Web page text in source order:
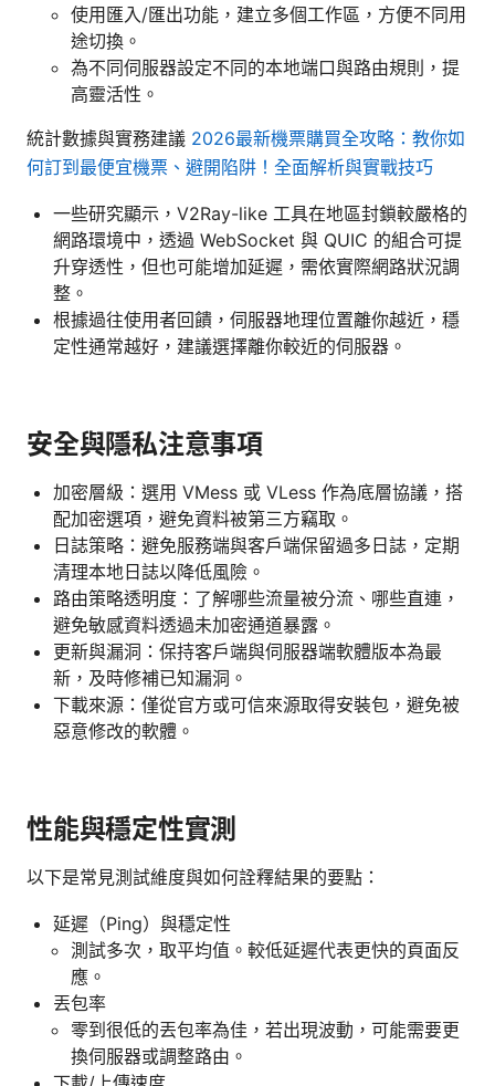
使用匯入/匯出功能，建立多個工作區，方便不同用
途切換。
為不同伺服器設定不同的本地端口與路由規則，提
高靈活性。
統計數據與實務建議 2026最新機票購買全攻略：教你如
何訂到最便宜機票、避開陷阱！全面解析與實戰技巧
一些研究顯示，V2Ray-like 工具在地區封鎖較嚴格的
網路環境中，透過 WebSocket 與 QUIC 的組合可提
升穿透性，但也可能增加延遲，需依實際網路狀況調
整。
根據過往使用者回饋，伺服器地理位置離你越近，穩
定性通常越好，建議選擇離你較近的伺服器。
安全與隱私注意事項
加密層級：選用 VMess 或 VLess 作為底層協議，搭
配加密選項，避免資料被第三方竊取。
日誌策略：避免服務端與客戶端保留過多日誌，定期
清理本地日誌以降低風險。
路由策略透明度：了解哪些流量被分流、哪些直連，
避免敏感資料透過未加密通道暴露。
更新與漏洞：保持客戶端與伺服器端軟體版本為最
新，及時修補已知漏洞。
下載來源：僅從官方或可信來源取得安裝包，避免被
惡意修改的軟體。
性能與穩定性實測
以下是常見測試維度與如何詮釋結果的要點：
延遲（Ping）與穩定性
測試多次，取平均值。較低延遲代表更快的頁面反
應。
丟包率
零到很低的丟包率為佳，若出現波動，可能需要更
換伺服器或調整路由。